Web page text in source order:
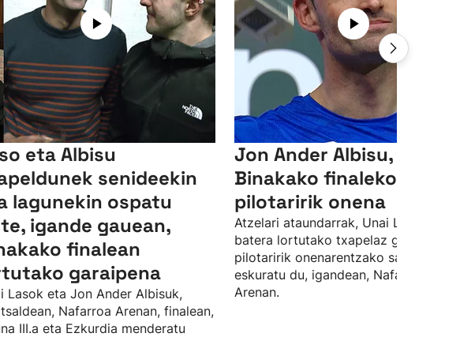
eta Albisu
senideekin
lagunekin ospatu
igande gauean,
finalean
garaipena
Lasok eta Jon Ander Albisuk,
Nafarroa Arenan, finalean,
III.a eta Ezkurdia menderatu
Jon Ander Albisu,
Binakako finaleko
pilotaririk onena
Atzelari ataundarrak, Unai Lasorekin
batera lortutako txapelaz gain,
pilotaririk onenarentzako saria ere
eskuratu du, igandean, Nafarroa
Arenan.